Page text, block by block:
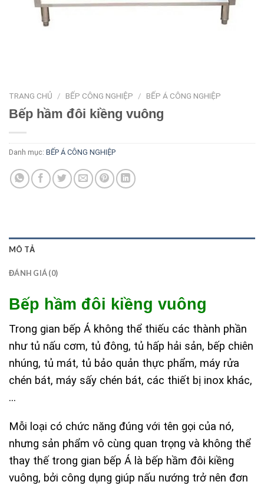
TRANG CHỦ / BẾP CÔNG NGHIỆP / BẾP Á CÔNG NGHIỆP
Bếp hầm đôi kiềng vuông
Danh mục: BẾP Á CÔNG NGHIỆP
MÔ TẢ
ĐÁNH GIÁ (0)
Bếp hầm đôi kiềng vuông
Trong gian bếp Á không thể thiếu các thành phần
như tủ nấu cơm, tủ đông, tủ hấp hải sản, bếp chiên
nhúng, tủ mát, tủ bảo quản thực phẩm, máy rửa
chén bát, máy sấy chén bát, các thiết bị inox khác,
…
Mỗi loại có chức năng đúng với tên gọi của nó,
nhưng sản phẩm vô cùng quan trọng và không thể
thay thế trong gian bếp Á là bếp hầm đôi kiềng
vuông, bởi công dụng giúp nấu nướng trở nên đơn